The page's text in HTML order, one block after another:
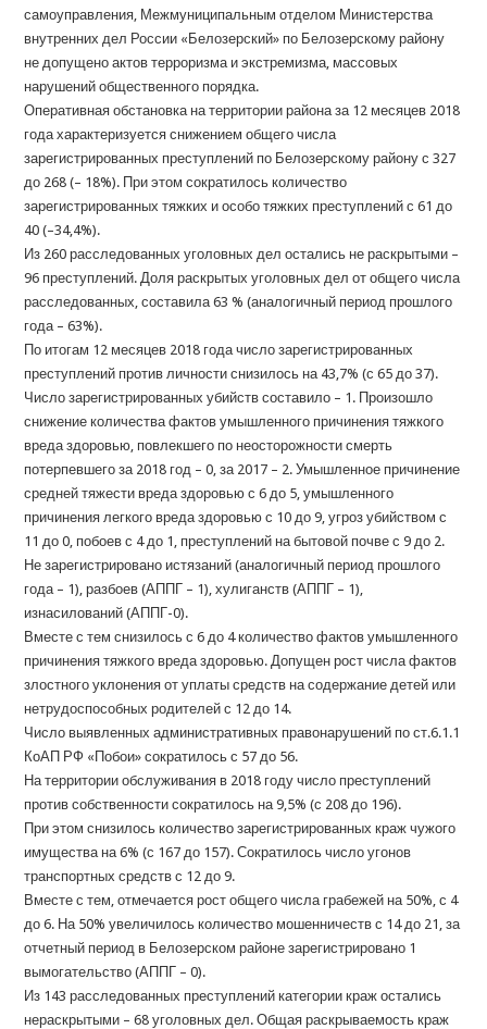
самоуправления, Межмуниципальным отделом Министерства
внутренних дел России «Белозерский» по Белозерскому району
не допущено актов терроризма и экстремизма, массовых
нарушений общественного порядка.
Оперативная обстановка на территории района за 12 месяцев 2018
года характеризуется снижением общего числа
зарегистрированных преступлений по Белозерскому району с 327
до 268 (– 18%). При этом сократилось количество
зарегистрированных тяжких и особо тяжких преступлений с 61 до
40 (–34,4%).
Из 260 расследованных уголовных дел остались не раскрытыми –
96 преступлений. Доля раскрытых уголовных дел от общего числа
расследованных, составила 63 % (аналогичный период прошлого
года – 63%).
По итогам 12 месяцев 2018 года число зарегистрированных
преступлений против личности снизилось на 43,7% (с 65 до 37).
Число зарегистрированных убийств составило – 1. Произошло
снижение количества фактов умышленного причинения тяжкого
вреда здоровью, повлекшего по неосторожности смерть
потерпевшего за 2018 год – 0, за 2017 – 2. Умышленное причинение
средней тяжести вреда здоровью с 6 до 5, умышленного
причинения легкого вреда здоровью с 10 до 9, угроз убийством с
11 до 0, побоев с 4 до 1, преступлений на бытовой почве с 9 до 2.
Не зарегистрировано истязаний (аналогичный период прошлого
года – 1), разбоев (АППГ – 1), хулиганств (АППГ – 1),
изнасилований (АППГ-0).
Вместе с тем снизилось с 6 до 4 количество фактов умышленного
причинения тяжкого вреда здоровью. Допущен рост числа фактов
злостного уклонения от уплаты средств на содержание детей или
нетрудоспособных родителей с 12 до 14.
Число выявленных административных правонарушений по ст.6.1.1
КоАП РФ «Побои» сократилось с 57 до 56.
На территории обслуживания в 2018 году число преступлений
против собственности сократилось на 9,5% (с 208 до 196).
При этом снизилось количество зарегистрированных краж чужого
имущества на 6% (с 167 до 157). Сократилось число угонов
транспортных средств с 12 до 9.
Вместе с тем, отмечается рост общего числа грабежей на 50%, с 4
до 6. На 50% увеличилось количество мошенничеств с 14 до 21, за
отчетный период в Белозерском районе зарегистрировано 1
вымогательство (АППГ – 0).
Из 143 расследованных преступлений категории краж остались
нераскрытыми – 68 уголовных дел. Общая раскрываемость краж